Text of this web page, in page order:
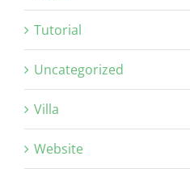
Tutorial
Uncategorized
Villa
Website